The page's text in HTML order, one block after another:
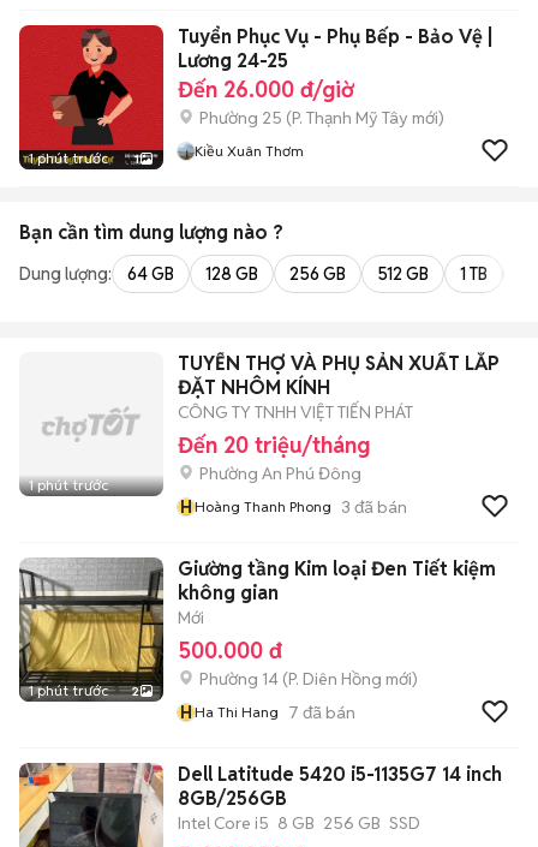
1 phút trước 1
Tuyển Phục Vụ - Phụ Bếp - Bảo Vệ |
Lương 24-25
Đến 26.000 đ/giờ
Phường 25 (P. Thạnh Mỹ Tây mới)
Kiều Xuân Thơm
Bạn cần tìm dung lượng nào ?
Dung lượng: 64 GB 128 GB 256 GB 512 GB 1 TB
1 phút trước
TUYỂN THỢ VÀ PHỤ SẢN XUẤT LẮP
ĐẶT NHÔM KÍNH
CÔNG TY TNHH VIỆT TIẾN PHÁT
Đến 20 triệu/tháng
Phường An Phú Đông
HHoàng Thanh Phong 3 đã bán
1 phút trước 2
Giường tầng Kim loại Đen Tiết kiệm
không gian
Mới
500.000 đ
Phường 14 (P. Diên Hồng mới)
HHa Thi Hang 7 đã bán
Dell Latitude 5420 i5-1135G7 14 inch
8GB/256GB
Intel Core i5 8 GB 256 GB SSD